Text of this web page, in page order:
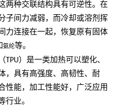
两种交联结构具有可逆性。在
子间力减弱，而冷却或溶剂挥
力连接在一起，恢复原有固体
氨纶等。
TPU）是一类加热可以塑化、
，具有高强度、高韧性、耐
性能，加工性能好，广泛应用
行业。